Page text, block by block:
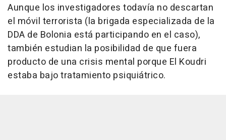
Aunque los investigadores todavía no descartan
el móvil terrorista (la brigada especializada de la
DDA de Bolonia está participando en el caso),
también estudian la posibilidad de que fuera
producto de una crisis mental porque El Koudri
estaba bajo tratamiento psiquiátrico.